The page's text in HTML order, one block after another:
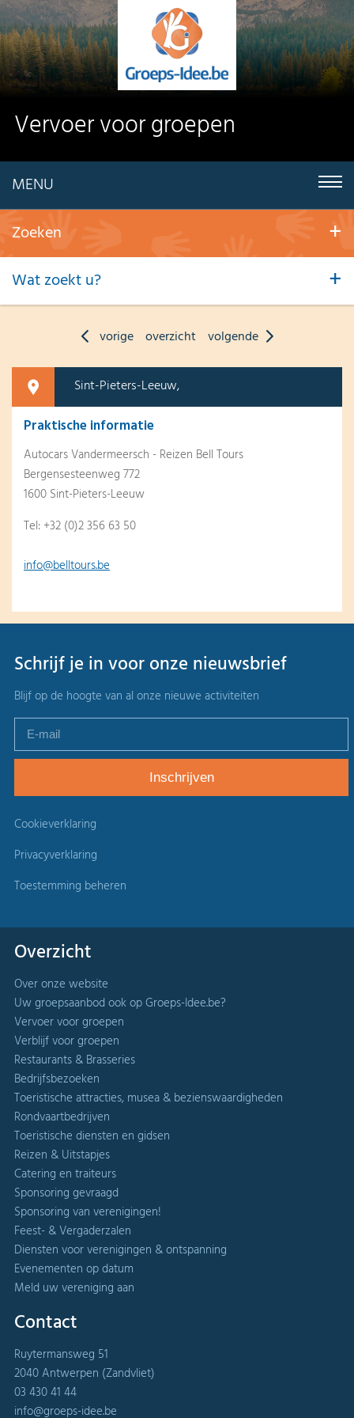
Vervoer voor groepen
MENU
Zoeken
Wat zoekt u?
vorige overzicht volgende
Sint-Pieters-Leeuw,
Praktische informatie
Autocars Vandermeersch - Reizen Bell Tours
Bergensesteenweg 772
1600 Sint-Pieters-Leeuw
Tel: +32 (0)2 356 63 50
info@belltours.be
Schrijf je in voor onze nieuwsbrief
Blijf op de hoogte van al onze nieuwe activiteiten
Cookieverklaring
Privacyverklaring
Toestemming beheren
Overzicht
Over onze website
Uw groepsaanbod ook op Groeps-Idee.be?
Vervoer voor groepen
Verblijf voor groepen
Restaurants & Brasseries
Bedrijfsbezoeken
Toeristische attracties, musea & bezienswaardigheden
Rondvaartbedrijven
Toeristische diensten en gidsen
Reizen & Uitstapjes
Catering en traiteurs
Sponsoring gevraagd
Sponsoring van verenigingen!
Feest- & Vergaderzalen
Diensten voor verenigingen & ontspanning
Evenementen op datum
Meld uw vereniging aan
Contact
Ruytermansweg 51
2040 Antwerpen (Zandvliet)
03 430 41 44
info@groeps-idee.be